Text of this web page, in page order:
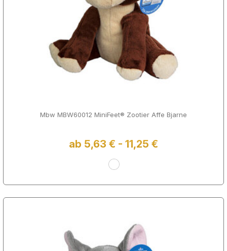
Mbw MBW60012 MiniFeet® Zootier Affe Bjarne
ab 5,63 € - 11,25 €